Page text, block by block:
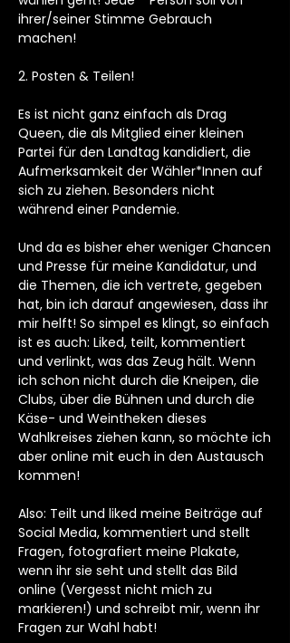
ihrer/seiner Stimme Gebrauch
machen!
2. Posten & Teilen!
Es ist nicht ganz einfach als Drag
Queen, die als Mitglied einer kleinen
Partei für den Landtag kandidiert, die
Aufmerksamkeit der Wähler*Innen auf
sich zu ziehen. Besonders nicht
während einer Pandemie.
Und da es bisher eher weniger Chancen
und Presse für meine Kandidatur, und
die Themen, die ich vertrete, gegeben
hat, bin ich darauf angewiesen, dass ihr
mir helft! So simpel es klingt, so einfach
ist es auch: Liked, teilt, kommentiert
und verlinkt, was das Zeug hält. Wenn
ich schon nicht durch die Kneipen, die
Clubs, über die Bühnen und durch die
Käse- und Weintheken dieses
Wahlkreises ziehen kann, so möchte ich
aber online mit euch in den Austausch
kommen!
Also: Teilt und liked meine Beiträge auf
Social Media, kommentiert und stellt
Fragen, fotografiert meine Plakate,
wenn ihr sie seht und stellt das Bild
online (Vergesst nicht mich zu
markieren!) und schreibt mir, wenn ihr
Fragen zur Wahl habt!